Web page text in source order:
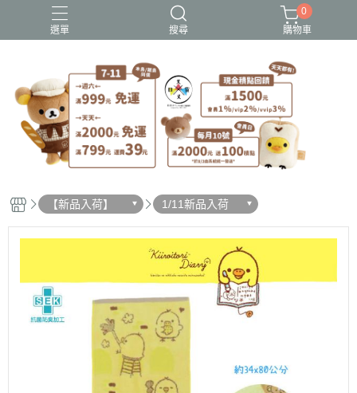
選單 搜尋
史努比歐拉夫 吉伊卡哇 憂傷馬戲團
拉拉熊
迪士尼-玩具總動員
0
購物車
【新品入荷】 1/11新品入荷